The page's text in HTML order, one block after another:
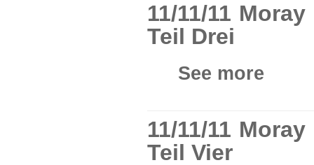
11/11/11
Teil Drei
See more
11/11/11
Teil Vier